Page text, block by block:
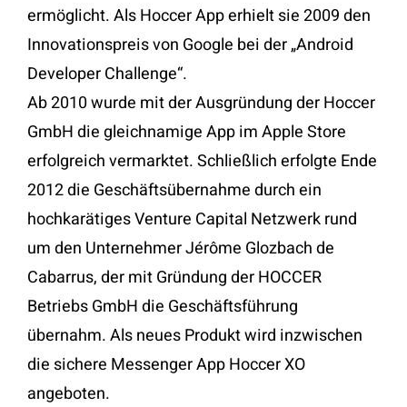
ermöglicht. Als Hoccer App erhielt sie 2009 den
Innovationspreis von Google bei der „Android
Developer Challenge“.
Ab 2010 wurde mit der Ausgründung der Hoccer
GmbH die gleichnamige App im Apple Store
erfolgreich vermarktet. Schließlich erfolgte Ende
2012 die Geschäftsübernahme durch ein
hochkarätiges Venture Capital Netzwerk rund
um den Unternehmer Jérôme Glozbach de
Cabarrus, der mit Gründung der HOCCER
Betriebs GmbH die Geschäftsführung
übernahm. Als neues Produkt wird inzwischen
die sichere Messenger App Hoccer XO
angeboten.